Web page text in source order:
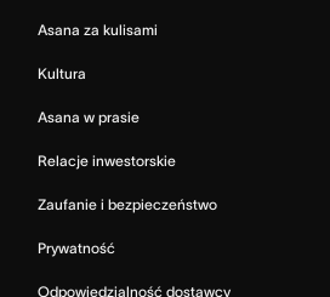
Asana za kulisami
Kultura
Asana w prasie
Relacje inwestorskie
Zaufanie i bezpieczeństwo
Prywatność
Odpowiedzialność dostawcy